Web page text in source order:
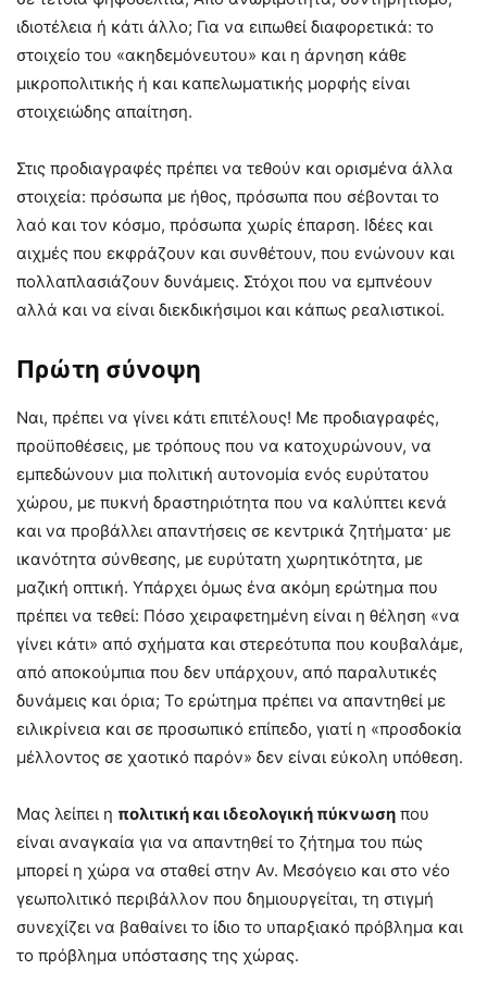
ιδιοτέλεια ή κάτι άλλο; Για να ειπωθεί διαφορετικά: το
στοιχείο του «ακηδεμόνευτου» και η άρνηση κάθε
μικροπολιτικής ή και καπελωματικής μορφής είναι
στοιχειώδης απαίτηση.
Στις προδιαγραφές πρέπει να τεθούν και ορισμένα άλλα
στοιχεία: πρόσωπα με ήθος, πρόσωπα που σέβονται το
λαό και τον κόσμο, πρόσωπα χωρίς έπαρση. Ιδέες και
αιχμές που εκφράζουν και συνθέτουν, που ενώνουν και
πολλαπλασιάζουν δυνάμεις. Στόχοι που να εμπνέουν
αλλά και να είναι διεκδικήσιμοι και κάπως ρεαλιστικοί.
Πρώτη σύνοψη
Ναι, πρέπει να γίνει κάτι επιτέλους! Με προδιαγραφές,
προϋποθέσεις, με τρόπους που να κατοχυρώνουν, να
εμπεδώνουν μια πολιτική αυτονομία ενός ευρύτατου
χώρου, με πυκνή δραστηριότητα που να καλύπτει κενά
και να προβάλλει απαντήσεις σε κεντρικά ζητήματα· με
ικανότητα σύνθεσης, με ευρύτατη χωρητικότητα, με
μαζική οπτική. Υπάρχει όμως ένα ακόμη ερώτημα που
πρέπει να τεθεί: Πόσο χειραφετημένη είναι η θέληση «να
γίνει κάτι» από σχήματα και στερεότυπα που κουβαλάμε,
από αποκούμπια που δεν υπάρχουν, από παραλυτικές
δυνάμεις και όρια; Το ερώτημα πρέπει να απαντηθεί με
ειλικρίνεια και σε προσωπικό επίπεδο, γιατί η «προσδοκία
μέλλοντος σε χαοτικό παρόν» δεν είναι εύκολη υπόθεση.
Μας λείπει η πολιτική και ιδεολογική πύκνωση που
είναι αναγκαία για να απαντηθεί το ζήτημα του πώς
μπορεί η χώρα να σταθεί στην Αν. Μεσόγειο και στο νέο
γεωπολιτικό περιβάλλον που δημιουργείται, τη στιγμή
συνεχίζει να βαθαίνει το ίδιο το υπαρξιακό πρόβλημα και
το πρόβλημα υπόστασης της χώρας.